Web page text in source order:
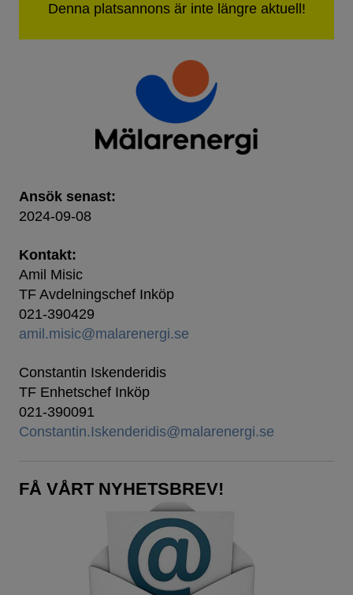
Ansök senast:
2024-09-08
Kontakt:
Amil Misic
TF Avdelningschef Inköp
021-390429
amil.misic@malarenergi.se
Constantin Iskenderidis
TF Enhetschef Inköp
021-390091
Constantin.Iskenderidis@malarenergi.se
FÅ VÅRT NYHETSBREV!